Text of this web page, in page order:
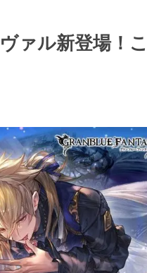
ァル新登場！